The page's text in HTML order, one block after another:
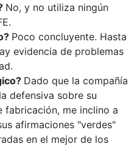
No, y no utiliza ningún
Poco concluyente. Hasta
evidencia de problemas
Dado que la compañía
defensiva sobre su
fabricación, me inclino a
afirmaciones "verdes"
en el mejor de los